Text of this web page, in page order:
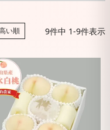
い順 9件中 1-9件表示